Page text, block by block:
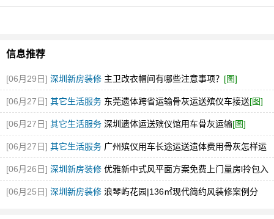
信息推荐
[06月29日] 深圳新房装修 主卫改衣帽间有哪些注意事项？ [图]
[06月27日] 其它生活服务 东莞遗体跨省运输骨灰运送殡仪车接送[图]
[06月27日] 其它生活服务 深圳遗体运送殡仪馆用车骨灰运输[图]
[06月27日] 其它生活服务 广州殡仪用车长途运送遗体费用骨灰怎样运
输[图]
[06月26日] 深圳新房装修 优雅新中式风平面方案免费上门量房l拎包入
住！[图]
[06月25日] 深圳新房装修 浪琴屿花园|136㎡现代简约风装修案例分